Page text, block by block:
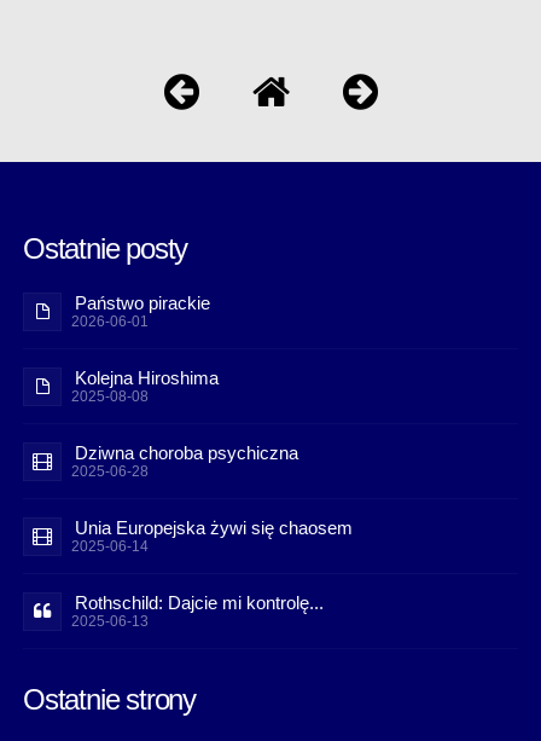
Ostatnie posty
Państwo pirackie
2026-06-01
Kolejna Hiroshima
2025-08-08
Dziwna choroba psychiczna
2025-06-28
Unia Europejska żywi się chaosem
2025-06-14
Rothschild: Dajcie mi kontrolę...
2025-06-13
Ostatnie strony